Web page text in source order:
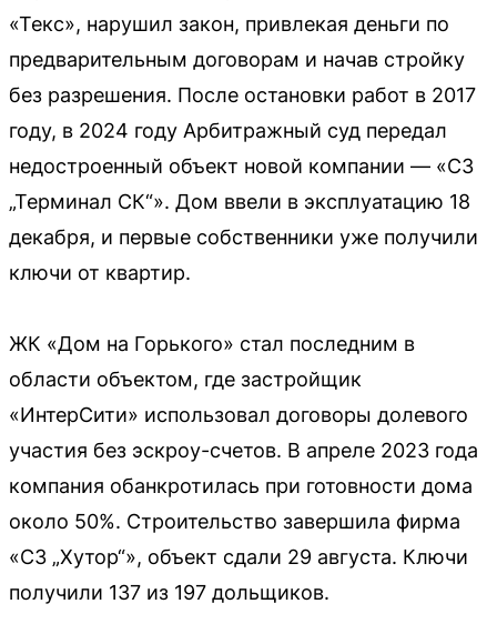
«Текс», нарушил закон, привлекая деньги по
предварительным договорам и начав стройку
без разрешения. После остановки работ в 2017
году, в 2024 году Арбитражный суд передал
недостроенный объект новой компании — «СЗ
„Терминал СК“». Дом ввели в эксплуатацию 18
декабря, и первые собственники уже получили
ключи от квартир.
ЖК «Дом на Горького» стал последним в
области объектом, где застройщик
«ИнтерСити» использовал договоры долевого
участия без эскроу-счетов. В апреле 2023 года
компания обанкротилась при готовности дома
около 50%. Строительство завершила фирма
«СЗ „Хутор“», объект сдали 29 августа. Ключи
получили 137 из 197 дольщиков.